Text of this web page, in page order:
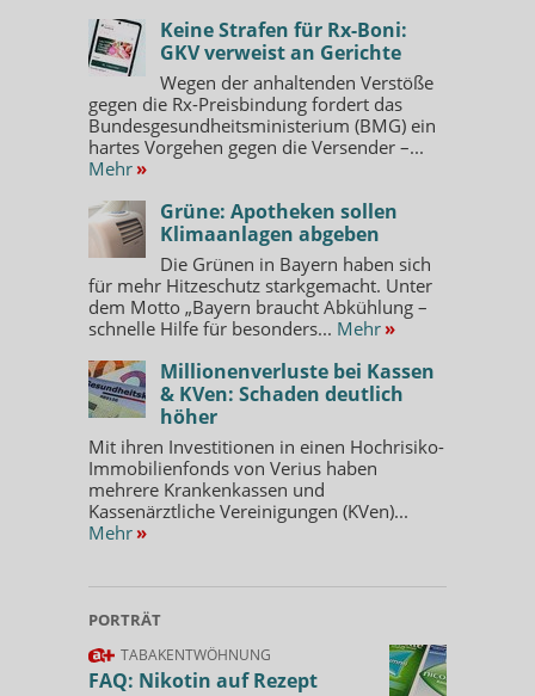
Keine Strafen für Rx-Boni:
GKV verweist an Gerichte
Wegen der anhaltenden Verstöße
gegen die Rx-Preisbindung fordert das
Bundesgesundheitsministerium (BMG) ein
hartes Vorgehen gegen die Versender –...
Mehr »
Grüne: Apotheken sollen
Klimaanlagen abgeben
Die Grünen in Bayern haben sich
für mehr Hitzeschutz starkgemacht. Unter
dem Motto „Bayern braucht Abkühlung –
schnelle Hilfe für besonders... Mehr »
Millionenverluste bei Kassen
& KVen: Schaden deutlich
höher
Mit ihren Investitionen in einen Hochrisiko-
Immobilienfonds von Verius haben
mehrere Krankenkassen und
Kassenärztliche Vereinigungen (KVen)...
Mehr »
PORTRÄT
TABAKENTWÖHNUNG
FAQ: Nikotin auf Rezept